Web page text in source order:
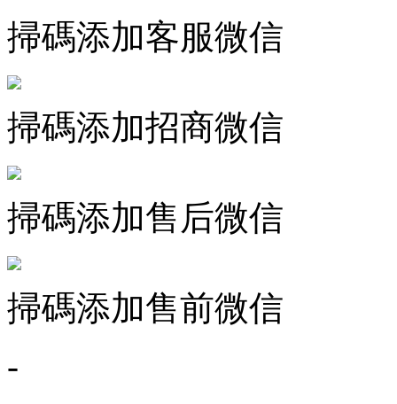
掃碼添加客服微信
掃碼添加招商微信
掃碼添加售后微信
掃碼添加售前微信
-